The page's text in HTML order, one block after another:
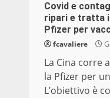
Covid e
ripari e tratta
Pfizer per
fcavaliere
La Cina corre
la Pfizer per
L’obiettivo è